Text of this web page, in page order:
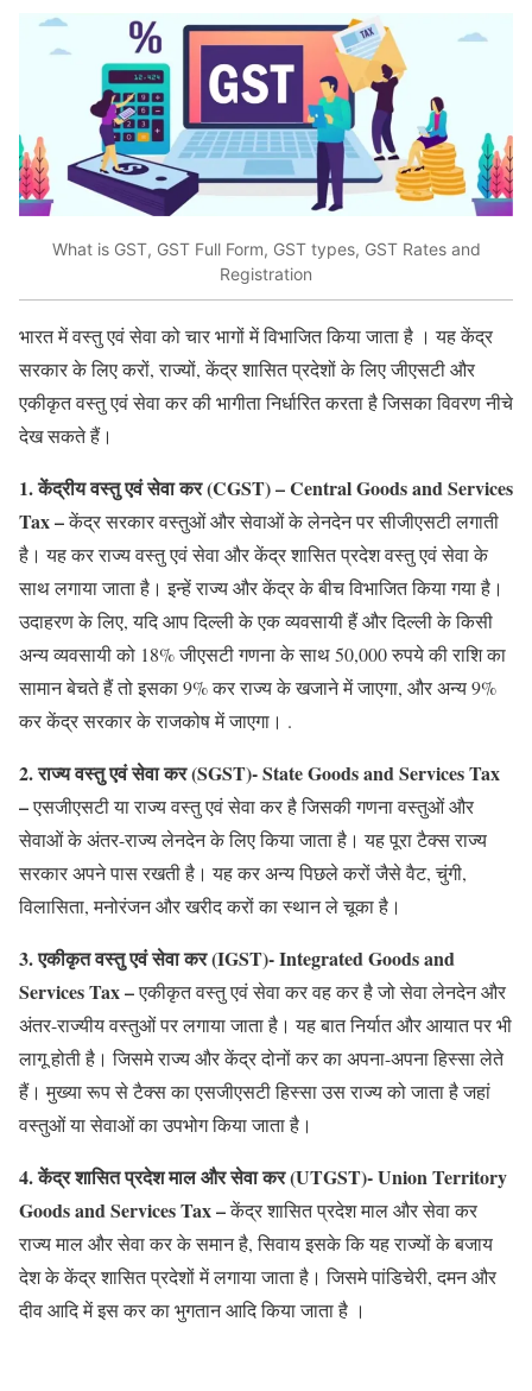
What is GST, GST Full Form, GST types, GST Rates and
Registration
भारत में वस्तु एवं सेवा को चार भागों में विभाजित किया जाता है । यह केंद्र
सरकार के लिए करों, राज्यों, केंद्र शासित प्रदेशों के लिए जीएसटी और
एकीकृत वस्तु एवं सेवा कर की भागीता निर्धारित करता है जिसका विवरण नीचे
देख सकते हैं।
1. केंद्रीय वस्तु एवं सेवा कर (CGST) – Central Goods and Services
Tax –केंद्र सरकार वस्तुओं और सेवाओं के लेनदेन पर सीजीएसटी लगाती
है। यह कर राज्य वस्तु एवं सेवा और केंद्र शासित प्रदेश वस्तु एवं सेवा के
साथ लगाया जाता है। इन्हें राज्य और केंद्र के बीच विभाजित किया गया है।
उदाहरण के लिए, यदि आप दिल्ली के एक व्यवसायी हैं और दिल्ली के किसी
अन्य व्यवसायी को 18% जीएसटी गणना के साथ 50,000 रुपये की राशि का
सामान बेचते हैं तो इसका 9% कर राज्य के खजाने में जाएगा, और अन्य 9%
कर केंद्र सरकार के राजकोष में जाएगा। .
2. राज्य वस्तु एवं सेवा कर (SGST)- State Goods and Services Tax
–एसजीएसटी या राज्य वस्तु एवं सेवा कर है जिसकी गणना वस्तुओं और
सेवाओं के अंतर-राज्य लेनदेन के लिए किया जाता है। यह पूरा टैक्स राज्य
सरकार अपने पास रखती है। यह कर अन्य पिछले करों जैसे वैट, चुंगी,
विलासिता, मनोरंजन और खरीद करों का स्थान ले चूका है।
3. एकीकृत वस्तु एवं सेवा कर (IGST)- Integrated Goods and
Services Tax –एकीकृत वस्तु एवं सेवा कर वह कर है जो सेवा लेनदेन और
अंतर-राज्यीय वस्तुओं पर लगाया जाता है। यह बात निर्यात और आयात पर भी
लागू होती है। जिसमे राज्य और केंद्र दोनों कर का अपना-अपना हिस्सा लेते
हैं। मुख्या रूप से टैक्स का एसजीएसटी हिस्सा उस राज्य को जाता है जहां
वस्तुओं या सेवाओं का उपभोग किया जाता है।
4. केंद्र शासित प्रदेश माल और सेवा कर (UTGST)- Union Territory
Goods and Services Tax –केंद्र शासित प्रदेश माल और सेवा कर
राज्य माल और सेवा कर के समान है, सिवाय इसके कि यह राज्यों के बजाय
देश के केंद्र शासित प्रदेशों में लगाया जाता है। जिसमे पांडिचेरी, दमन और
दीव आदि में इस कर का भुगतान आदि किया जाता है ।